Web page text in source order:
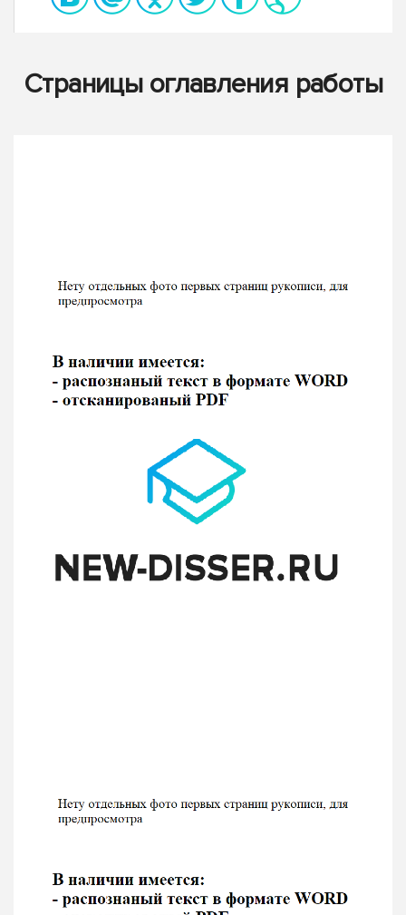
Страницы оглавления работы